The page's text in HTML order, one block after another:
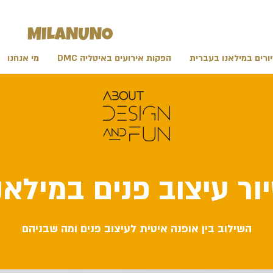
במילאנו בעברית הפקות אירועים באיטליה DMC מי אנחנו
עיצוב פנים
השילוב בין אופנה איטית לעיצוב פנים ומה שבניהם